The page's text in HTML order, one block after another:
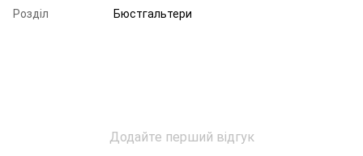
Розділ
Бюстгальтери
Додайте перший відгук